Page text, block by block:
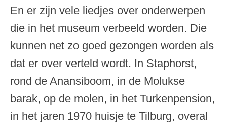
En er zijn vele liedjes over onderwerpen
die in het museum verbeeld worden. Die
kunnen net zo goed gezongen worden als
dat er over verteld wordt. In Staphorst,
rond de Anansiboom, in de Molukse
barak, op de molen, in het Turkenpension,
in het jaren 1970 huisje te Tilburg, overal